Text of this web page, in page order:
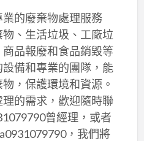
的廢棄物處理服務
、生活垃圾、工廠垃
品報廢和食品銷毀等
備和專業的團隊，能
，保護環境和資源。
的需求，歡迎隨時聯
曾經理，或者
，我們將